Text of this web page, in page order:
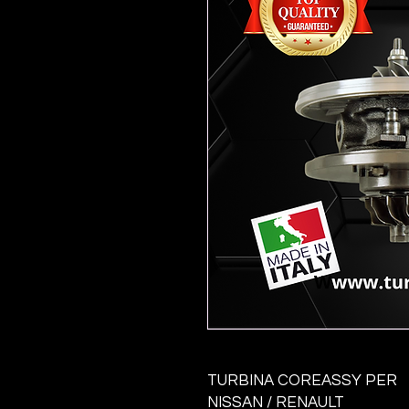
TURBINA COREASSY PER
NISSAN / RENAULT